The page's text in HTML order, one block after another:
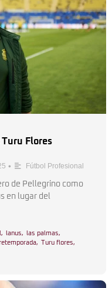
Flores
• Fútbol Profesional
de Pellegrino como
en lugar del
, lanus, las palmas,
, Turu flores,